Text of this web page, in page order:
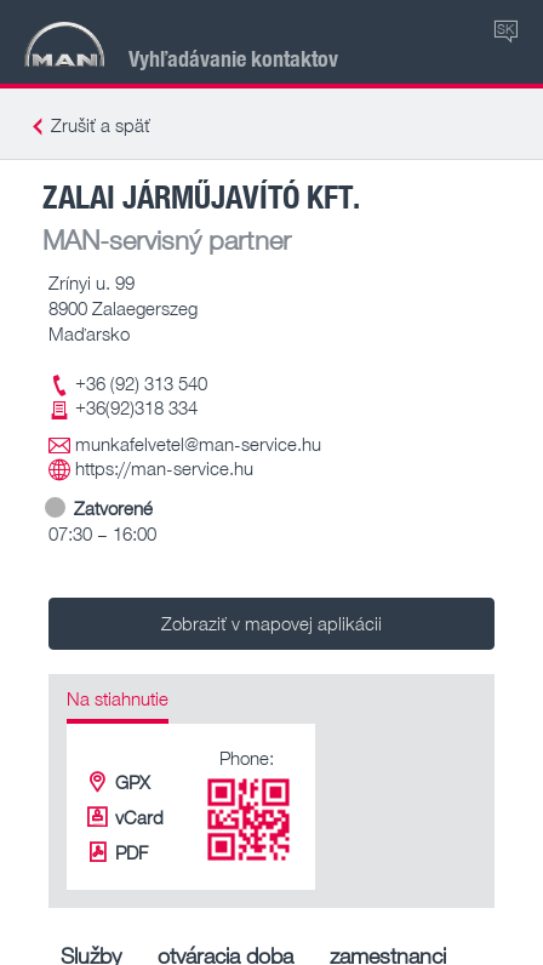
Vyhľadávanie kontaktov
SK
Zrušiť a späť
ZALAI JÁRMŰJAVÍTÓ KFT.
MAN-servisný partner
Zrínyi u. 99
8900 Zalaegerszeg
Maďarsko
+36 (92) 313 540
+36(92)318 334
munkafelvetel@man-service.hu
https://man-service.hu
Zatvorené
07:30 – 16:00
Zobraziť v mapovej aplikácii
Na stiahnutie
GPX
vCard
PDF
Phone:
Služby otváracia doba zamestnanci